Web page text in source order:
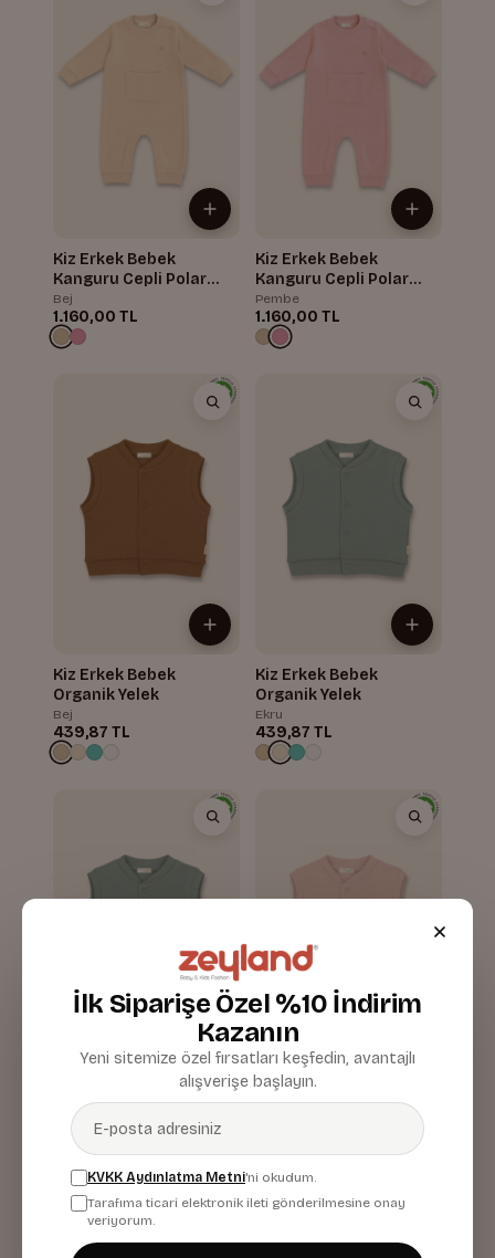
Kiz Erkek Bebek
Kanguru Cepli Polar
Tulum
Bej
1.160,00 TL
Kiz Erkek Bebek
Kanguru Cepli Polar
Tulum
Pembe
1.160,00 TL
Kiz Erkek Bebek
Organik Yelek
Bej
439,87 TL
Kiz Erkek Bebek
Organik Yelek
Ekru
439,87 TL
Organik Yelek
439,87 TL
Kiz Erkek Bebek
Organik Yelek
İlk Siparişe Özel %10 İndirim
Kazanın
Yeni sitemize özel fırsatları keşfedin, avantajlı
alışverişe başlayın.
KVKK Aydınlatma Metni'ni okudum.
Tarafıma ticari elektronik ileti gönderilmesine onay
veriyorum.